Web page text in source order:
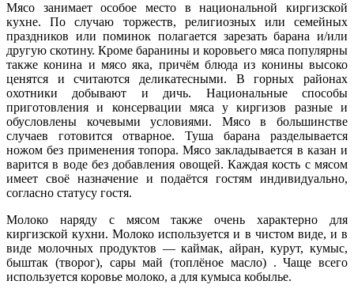
Мясо занимает особое место в национальной киргизской
кухне. По случаю торжеств, религиозных или семейных
праздников или поминок полагается зарезать барана и/или
другую скотину. Кроме баранины и коровьего мяса популярны
также конина и мясо яка, причём блюда из конины высоко
ценятся и считаются деликатесными. В горных районах
охотники добывают и дичь. Национальные способы
приготовления и консервации мяса у киргизов разные и
обусловлены кочевыми условиями. Мясо в большинстве
случаев готовится отварное. Туша барана разделывается
ножом без применения топора. Мясо закладывается в казан и
варится в воде без добавления овощей. Каждая кость с мясом
имеет своё назначение и подаётся гостям индивидуально,
согласно статусу гостя.
Молоко наряду с мясом также очень характерно для
киргизской кухни. Молоко используется и в чистом виде, и в
виде молочных продуктов — каймак, айран, курут, кумыс,
быштак (творог), сары май (топлёное масло) . Чаще всего
используется коровье молоко, а для кумыса кобылье.